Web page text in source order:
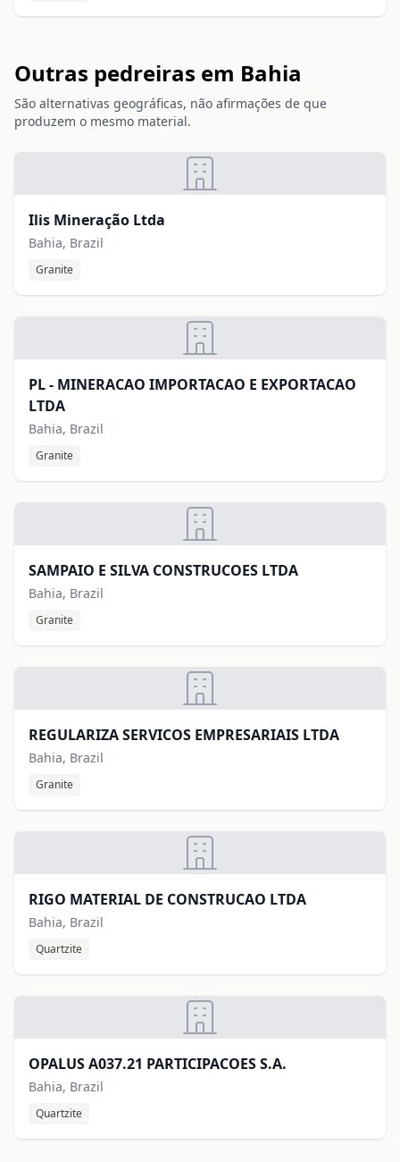
Outras pedreiras em Bahia
São alternativas geográficas, não afirmações de que
produzem o mesmo material.
Ilis Mineração Ltda
Bahia, Brazil
Granite
PL - MINERACAO IMPORTACAO E EXPORTACAO
LTDA
Bahia, Brazil
Granite
SAMPAIO E SILVA CONSTRUCOES LTDA
Bahia, Brazil
Granite
REGULARIZA SERVICOS EMPRESARIAIS LTDA
Bahia, Brazil
Granite
RIGO MATERIAL DE CONSTRUCAO LTDA
Bahia, Brazil
Quartzite
OPALUS A037.21 PARTICIPACOES S.A.
Bahia, Brazil
Quartzite